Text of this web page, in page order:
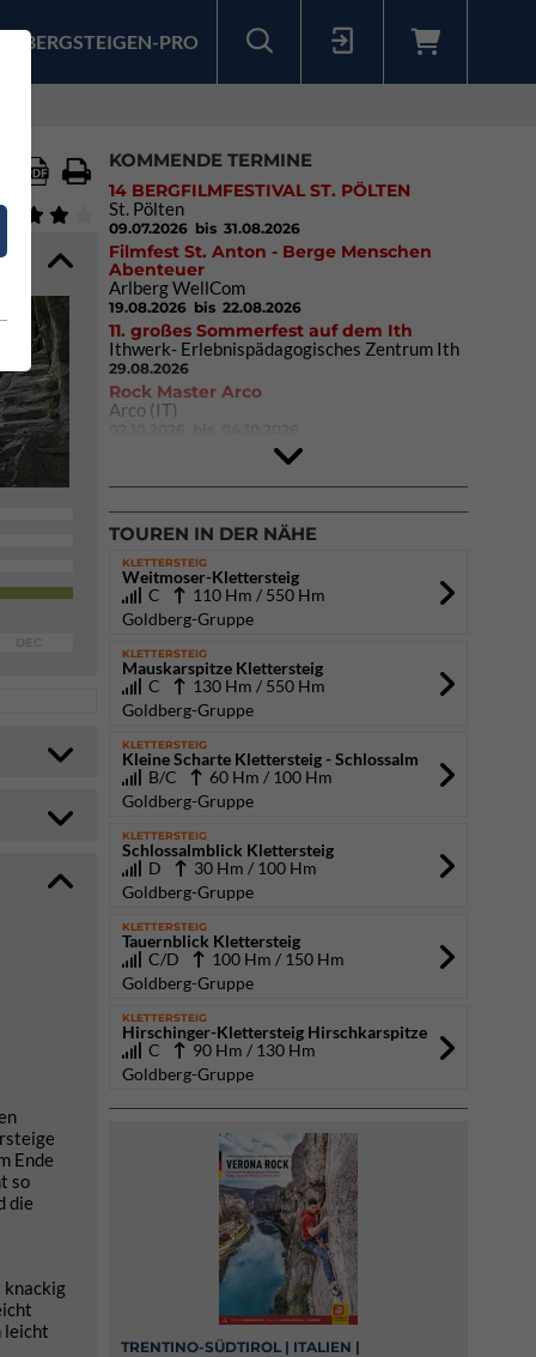
BERGSTEIGEN-PRO
Ende
so
die
knackig
leicht
KOMMENDE TERMINE
14 BERGFILMFESTIVAL ST. PÖLTEN
St. Pölten
09.07.2026 bis 31.08.2026
Filmfest St. Anton - Berge Menschen
Abenteuer
Arlberg WellCom
19.08.2026 bis 22.08.2026
11. großes Sommerfest auf dem Ith
Ithwerk- Erlebnispädagogisches Zentrum Ith
29.08.2026
Rock Master Arco
Arco (IT)
9. Eiskletter Festival Osttirol
08.01.2027bis 10.01.2027
TOUREN IN DER NÄHE
KLETTERSTEIG
Weitmoser-Klettersteig
C
110 Hm / 550 Hm
Goldberg-Gruppe
KLETTERSTEIG
Mauskarspitze Klettersteig
C
130 Hm / 550 Hm
Goldberg-Gruppe
KLETTERSTEIG
Kleine Scharte Klettersteig - Schlossalm
B/C
60 Hm / 100 Hm
Goldberg-Gruppe
KLETTERSTEIG
Schlossalmblick Klettersteig
D
30 Hm / 100 Hm
Goldberg-Gruppe
KLETTERSTEIG
Tauernblick Klettersteig
C/D
100 Hm / 150 Hm
Goldberg-Gruppe
KLETTERSTEIG
Hirschinger-Klettersteig Hirschkarspitze
C
90 Hm / 130 Hm
Goldberg-Gruppe
TRENTINO-SÜDTIROL | ITALIEN |